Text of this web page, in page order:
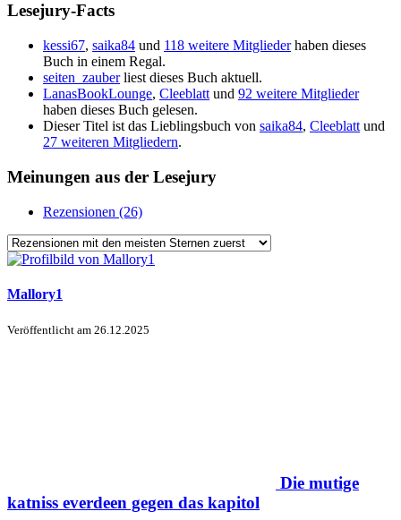
Lesejury-Facts
kessi67, saika84 und 118 weitere Mitgliederhaben dieses
Buch in einem Regal.
seiten_zauberliest dieses Buch aktuell.
LanasBookLounge, Cleeblatt und 92 weitere Mitglieder
haben dieses Buch gelesen.
Dieser Titel ist das Lieblingsbuch von saika84, Cleeblatt und
27 weiteren Mitgliedern.
Meinungen aus der Lesejury
Rezensionen (26)
Mallory1
Veröffentlicht am 26.12.2025
Die mutige
katniss everdeen gegen das kapitol